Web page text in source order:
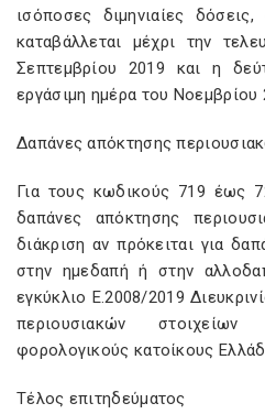
ισόποσες διμηνιαίες
καταβάλλεται μέχρι την
Σεπτεμβρίου 2019 και η
εργάσιμη ημέρα του Νοεμβρίου
Δαπάνες απόκτησης
Για τους κωδικούς 719 έως
δαπάνες απόκτησης
διάκριση αν πρόκειται για
στην ημεδαπή ή στην
εγκύκλιο Ε.2008/2019
περιουσιακών
φορολογικούς κατοίκους
Τέλος επιτηδεύματος